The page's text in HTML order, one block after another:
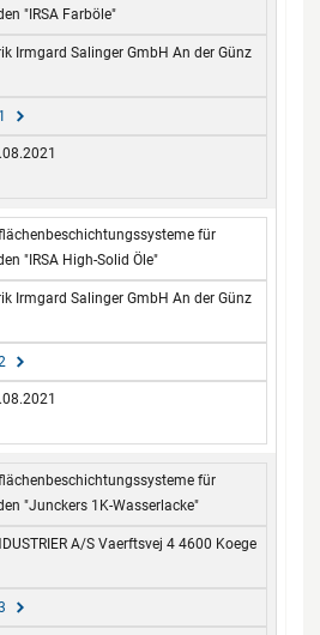
"IRSA Farböle"
Irmgard Salinger GmbH An der Günz
für
"IRSA High-Solid Öle"
Irmgard Salinger GmbH An der Günz
für
"Junckers 1K-Wasserlacke"
A/S Vaerftsvej 4 4600 Koege